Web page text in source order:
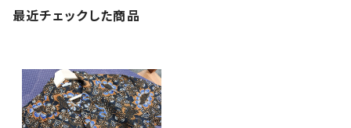
最近チェックした商品